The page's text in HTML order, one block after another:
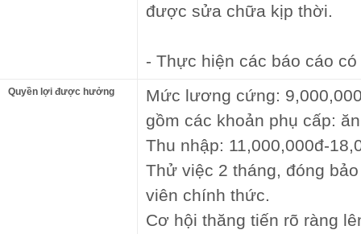
được sửa chữa kịp thời.
- Thực hiện các báo cáo
Quyền lợi được hưởng
Mức lương cứng:
gồm các khoản phụ cấp:
Thu nhập: 11,000,000đ-
Thử việc 2 tháng, đóng
viên chính thức.
Cơ hội thăng tiến rõ ràng